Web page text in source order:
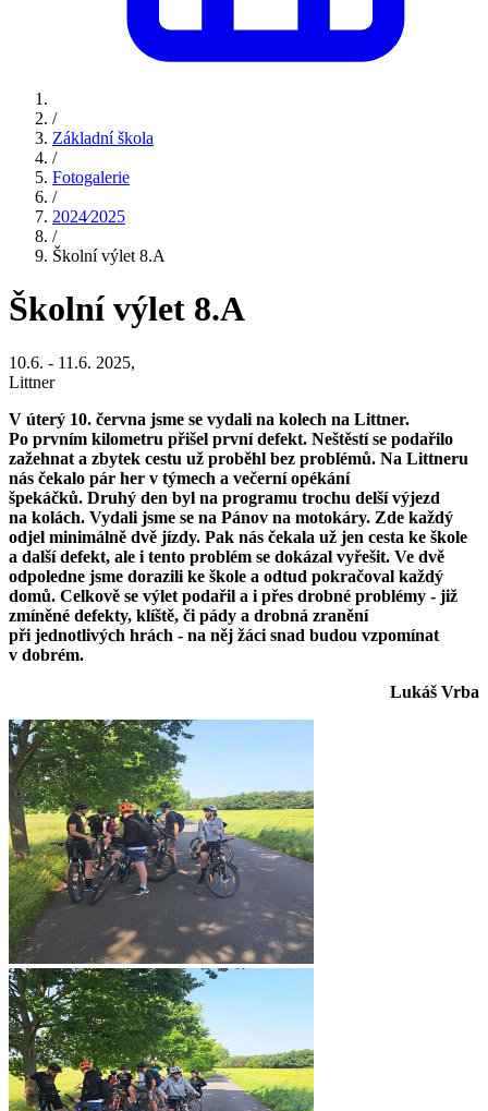
/
Základní škola
/
Fotogalerie
/
2024⁄2025
/
Školní výlet 8.A
Školní výlet 8.A
10.6. - 11.6. 2025,
Littner
V úterý 10. června jsme se vydali na kolech na Littner.
Po prvním kilometru přišel první defekt. Neštěstí se podařilo
zažehnat a zbytek cestu už proběhl bez problémů. Na Littneru
nás čekalo pár her v týmech a večerní opékání
špekáčků. Druhý den byl na programu trochu delší výjezd
na kolách. Vydali jsme se na Pánov na motokáry. Zde každý
odjel minimálně dvě jízdy. Pak nás čekala už jen cesta ke škole
a další defekt, ale i tento problém se dokázal vyřešit. Ve dvě
odpoledne jsme dorazili ke škole a odtud pokračoval každý
domů. Celkově se výlet podařil a i přes drobné problémy - již
zmíněné defekty, klíště, či pády a drobná zranění
při jednotlivých hrách - na něj žáci snad budou vzpomínat
v dobrém.
Lukáš Vrba